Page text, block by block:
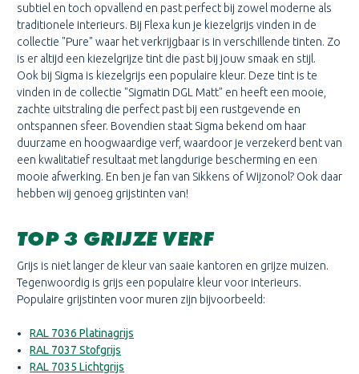
subtiel en toch opvallend en past perfect bij zowel moderne als
traditionele interieurs. Bij Flexa kun je kiezelgrijs vinden in de
collectie "Pure" waar het verkrijgbaar is in verschillende tinten. Zo
is er altijd een kiezelgrijze tint die past bij jouw smaak en stijl.
Ook bij Sigma is kiezelgrijs een populaire kleur. Deze tint is te
vinden in de collectie "Sigmatin DGL Matt" en heeft een mooie,
zachte uitstraling die perfect past bij een rustgevende en
ontspannen sfeer. Bovendien staat Sigma bekend om haar
duurzame en hoogwaardige verf, waardoor je verzekerd bent van
een kwalitatief resultaat met langdurige bescherming en een
mooie afwerking. En ben je fan van Sikkens of Wijzonol? Ook daar
hebben wij genoeg grijstinten van!
TOP 3 GRIJZE VERF
Grijs is niet langer de kleur van saaie kantoren en grijze muizen.
Tegenwoordig is grijs een populaire kleur voor interieurs.
Populaire grijstinten voor muren zijn bijvoorbeeld:
RAL 7036 Platinagrijs
RAL 7037 Stofgrijs
RAL 7035 Lichtgrijs